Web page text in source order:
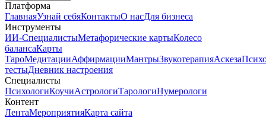
Платформа
ГлавнаяУзнай себяКонтактыО насДля бизнеса
Инструменты
ИИ-СпециалистыМетафорические картыКолесо
балансаКарты
ТароМедитацииАффирмацииМантрыЗвукотерапияАскеза
тестыДневник настроения
Специалисты
ПсихологиКоучиАстрологиТарологиНумерологи
Контент
ЛентаМероприятияКарта сайта